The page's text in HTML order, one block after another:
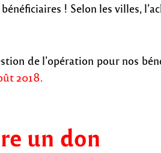
! Selon les villes,
de l’opération pour nos
2018.
un don